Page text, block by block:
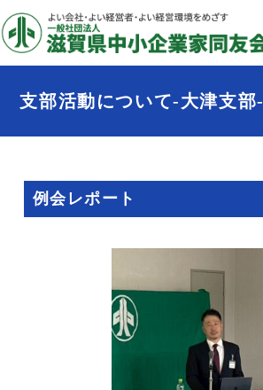
支部活動について-大津支部-
例会レポート